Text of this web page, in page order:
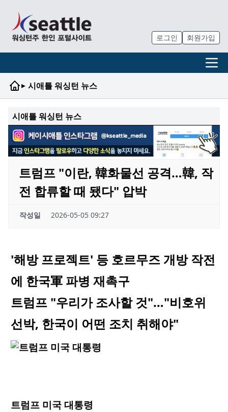
로그인 회원가입
▸ 시애틀 워싱턴 뉴스
시애틀 워싱턴 뉴스
트럼프 "이란, 韓화물선 공격…韓, 작
전 합류할 때 됐다" 압박
작성일 2026-05-05 09:27
'해방 프로젝트' 등 호르무즈 개방 작전
에 한국軍 파병 재촉구
트럼프 "우리가 조사할 것"…"비호위
선박, 한국이 어떤 조치 취해야"
트럼프 미국 대통령